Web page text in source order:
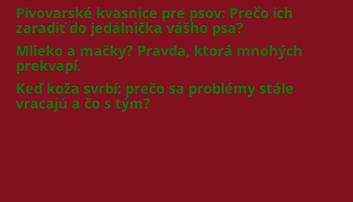
Pivovarské kvasnice pre psov: Prečo ich
zaradiť do jedálnička vášho psa?
Mlieko a mačky? Pravda, ktorá mnohých
prekvapí.
Keď koža svrbí: prečo sa problémy stále
vracajú a čo s tým?